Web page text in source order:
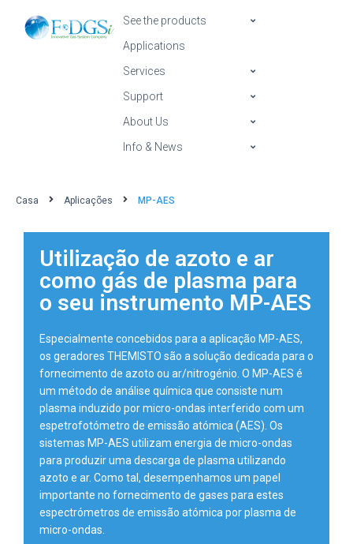
See the products
Applications
Services
Support
About Us
Info & News
Casa Aplicações MP-AES
Utilização de azoto e ar
como gás de plasma para
o seu instrumento MP-AES
Especialmente concebidos para a aplicação MP-AES,
os geradores THEMISTO são a solução dedicada para o
fornecimento de azoto ou ar/nitrogénio. O MP-AES é
um método de análise química que consiste num
plasma induzido por micro-ondas interferido com um
espetrofotómetro de emissão atómica (AES). Os
sistemas MP-AES utilizam energia de micro-ondas
para produzir uma descarga de plasma utilizando
azoto e ar. Como tal, desempenhamos um papel
importante no fornecimento de gases para estes
espectrómetros de emissão atómica por plasma de
micro-ondas.